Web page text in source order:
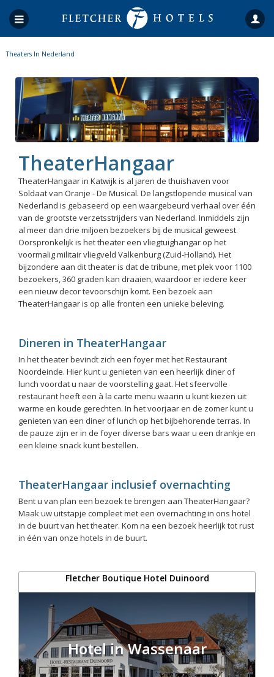
Theaters In Nederland
TheaterHangaar
TheaterHangaar in Katwijk is al jaren de thuishaven voor
Soldaat van Oranje - De Musical. De langstlopende musical van
Nederland is gebaseerd op een waargebeurd verhaal over één
van de grootste verzetsstrijders van Nederland. Inmiddels zijn
al meer dan drie miljoen bezoekers bij de musical geweest.
Oorspronkelijk is het theater een vliegtuighangar op het
voormalig militair vliegveld Valkenburg (Zuid-Holland). Het
bijzondere aan dit theater is dat de tribune, met plek voor 1100
bezoekers, 360 graden kan draaien, waardoor er iedere keer
een nieuw decor tevoorschijn komt. Een bezoek aan
TheaterHangaar is op alle fronten een unieke beleving.
Dineren in TheaterHangaar
In het theater bevindt zich een foyer met het Restaurant
Noordeinde. Hier kunt u genieten van een heerlijk diner of
lunch voordat u naar de voorstelling gaat. Het sfeervolle
restaurant heeft een à la carte menu waarin u kunt kiezen uit
warme en koude gerechten. In het voorjaar en de zomer kunt u
genieten van een diner of lunch op het bijbehorende terras. In
de pauze zijn er in de foyer diverse bars waar u een drankje en
een kleine snack kunt bestellen.
TheaterHangaar inclusief overnachting
Bent u van plan een bezoek te brengen aan TheaterHangaar?
Maak uw uitstapje compleet met een overnachting in ons hotel
in de buurt van het theater. Kom na een bezoek heerlijk tot rust
in één van onze hotels in de buurt.
Fletcher Boutique Hotel Duinoord
Hotel in Wassenaar